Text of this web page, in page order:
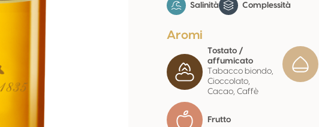
Salinità Complessità
Aromi
Tostato /
affumicato
Tabacco biondo,
Cioccolato,
Cacao, Caffè
Frutto